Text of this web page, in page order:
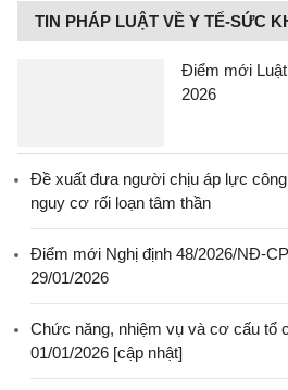
TIN PHÁP LUẬT VỀ Y TẾ-SỨC
Điểm mới
2026
Đề xuất đưa người chịu áp lực
nguy cơ rối loạn tâm thần
Điểm mới Nghị định 48/2026/NĐ-
29/01/2026
Chức năng, nhiệm vụ và cơ cấu tổ
01/01/2026 [cập nhật]